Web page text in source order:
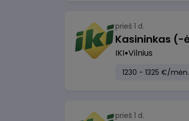
prieš 1 d.
IKI Vilnius
1230 - 1325 €/mėn.
prieš 1 d.